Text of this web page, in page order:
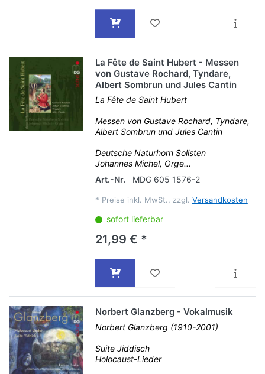
La Fête de Saint Hubert - Messen
von Gustave Rochard, Tyndare,
Albert Sombrun und Jules Cantin
La Fête de Saint Hubert
Messen von Gustave Rochard, Tyndare,
Albert Sombrun und Jules Cantin
Deutsche Naturhorn Solisten
Johannes Michel, Orge...
Art.-Nr.
MDG 605 1576-2
* Preise inkl. MwSt., zzgl. Versandkosten
sofort lieferbar
21,99 € *
Norbert Glanzberg - Vokalmusik
Norbert Glanzberg (1910-2001)
Suite Jiddisch
Holocaust-Lieder